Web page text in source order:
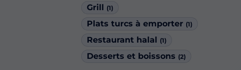
Grill (1)
Plats turcs à emporter (1)
Restaurant halal (1)
Desserts et boissons (2)